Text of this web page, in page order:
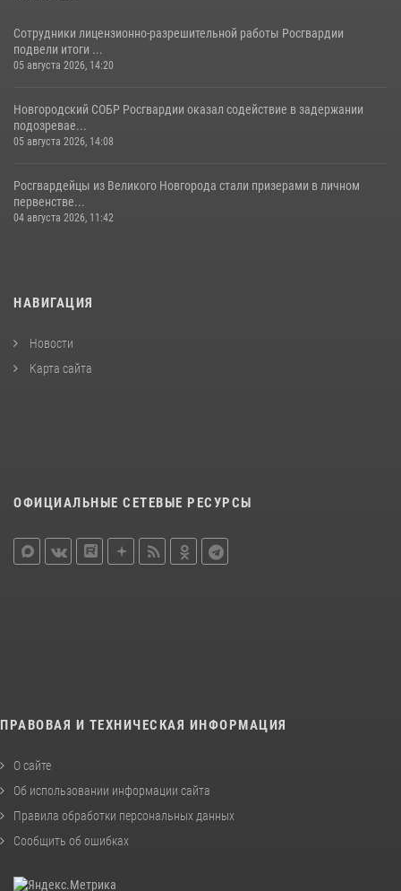
Сотрудники лицензионно-разрешительной работы Росгвардии
подвели итоги ...
05 августа 2026, 14:20
Новгородский СОБР Росгвардии оказал содействие в задержании
подозревае...
05 августа 2026, 14:08
Росгвардейцы из Великого Новгорода стали призерами в личном
первенстве...
04 августа 2026, 11:42
НАВИГАЦИЯ
Новости
Карта сайта
ОФИЦИАЛЬНЫЕ СЕТЕВЫЕ РЕСУРСЫ
ПРАВОВАЯ И ТЕХНИЧЕСКАЯ ИНФОРМАЦИЯ
О сайте
Об использовании информации сайта
Правила обработки персональных данных
Сообщить об ошибках